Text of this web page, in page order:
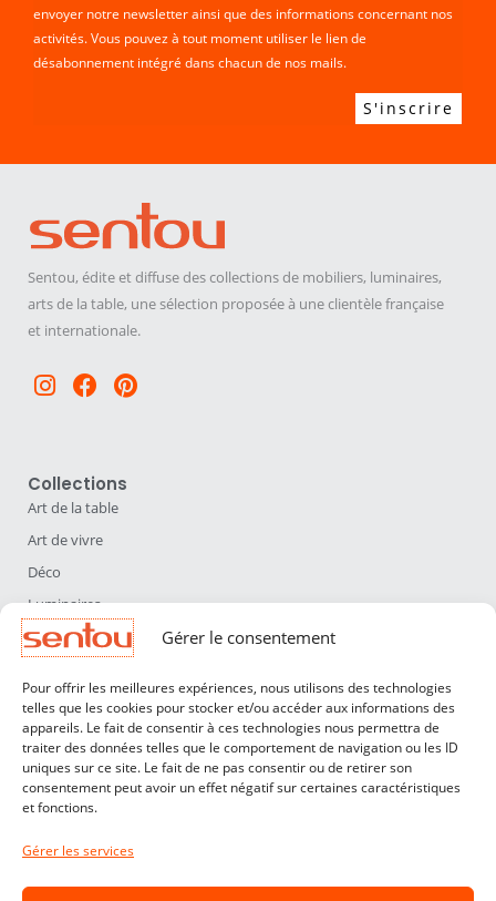
Gérer le consentement
Pour offrir les meilleures expériences, nous utilisons des technologies
telles que les cookies pour stocker et/ou accéder aux informations des
appareils. Le fait de consentir à ces technologies nous permettra de
traiter des données telles que le comportement de navigation ou les ID
uniques sur ce site. Le fait de ne pas consentir ou de retirer son
consentement peut avoir un effet négatif sur certaines caractéristiques
et fonctions.
Gérer les services
envoyer notre newsletter ainsi que des informations concernant nos
activités. Vous pouvez à tout moment utiliser le lien de
désabonnement intégré dans chacun de nos mails.
Sentou, édite et diffuse des collections de mobiliers, luminaires,
arts de la table, une sélection proposée à une clientèle française
et internationale.
Instagram
Facebook
Pinterest
Collections
Art de la table
Art de vivre
Déco
Luminaires
Mobilier
Sentou
Qui sommes nous ?
Nos designers
Professionnels
Service Clients